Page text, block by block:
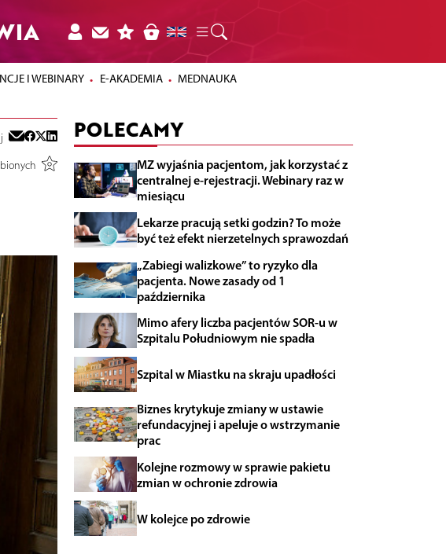
I WEBINARY E-AKADEMIA MEDNAUKA
POLECAMY
MZ wyjaśnia pacjentom, jak korzystać z
centralnej e-rejestracji. Webinary raz w
miesiącu
Lekarze pracują setki godzin? To może
być też efekt nierzetelnych sprawozdań
„Zabiegi walizkowe” to ryzyko dla
pacjenta. Nowe zasady od 1
października
Mimo afery liczba pacjentów SOR-u w
Szpitalu Południowym nie spadła
Szpital w Miastku na skraju upadłości
Biznes krytykuje zmiany w ustawie
refundacyjnej i apeluje o wstrzymanie
prac
Kolejne rozmowy w sprawie pakietu
zmian w ochronie zdrowia
W kolejce po zdrowie